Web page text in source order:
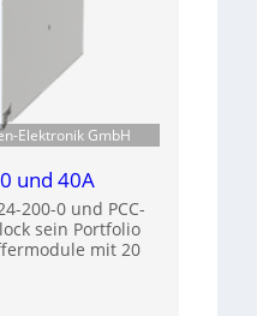
Elektronik GmbH
und 40A
200-0 und PCC-
sein Portfolio
mit 20